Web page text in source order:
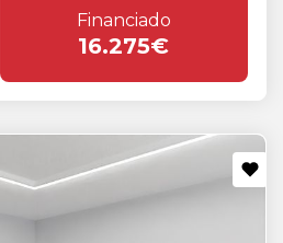
Financiado
16.275€